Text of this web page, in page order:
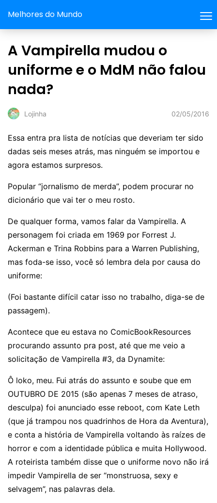
Melhores do Mundo
A Vampirella mudou o
uniforme e o MdM não falou
nada?
Lojinha 02/05/2016
Essa entra pra lista de notícias que deveriam ter sido
dadas seis meses atrás, mas ninguém se importou e
agora estamos surpresos.
Popular “jornalismo de merda”, podem procurar no
dicionário que vai ter o meu rosto.
De qualquer forma, vamos falar da Vampirella. A
personagem foi criada em 1969 por Forrest J.
Ackerman e Trina Robbins para a Warren Publishing,
mas foda-se isso, você só lembra dela por causa do
uniforme:
(Foi bastante difícil catar isso no trabalho, diga-se de
passagem).
Acontece que eu estava no ComicBookResources
procurando assunto pra post, até que me veio a
solicitação de Vampirella #3, da Dynamite:
Ô loko, meu. Fui atrás do assunto e soube que em
OUTUBRO DE 2015 (são apenas 7 meses de atraso,
desculpa) foi anunciado esse reboot, com Kate Leth
(que já trampou nos quadrinhos de Hora da Aventura),
e conta a história de Vampirella voltando às raízes de
horror e com a identidade pública e muita Hollywood.
A roteirista também disse que o uniforme novo não irá
impedir Vampirella de ser “monstruosa, sexy e
selvagem”, nas palavras dela.